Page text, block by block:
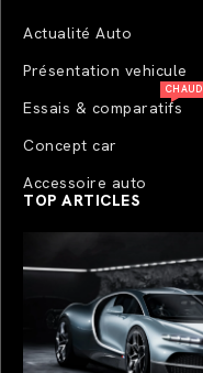
Actualité Auto
Présentation vehicule
Essais & comparatifs
CHAUD
Concept car
Accessoire auto
TOP ARTICLES